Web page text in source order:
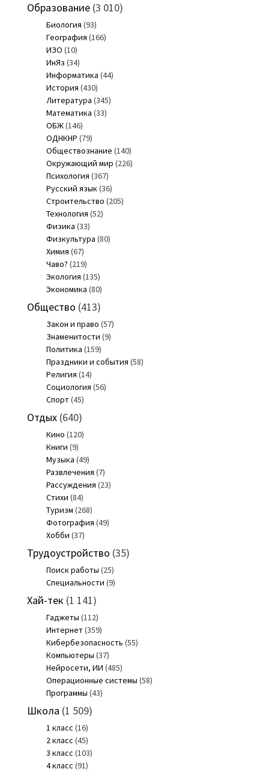
Образование(3 010)
Биология (93)
География (166)
ИЗО (10)
ИнЯз (34)
Информатика (44)
История (430)
Литература (345)
Математика (33)
ОБЖ(146)
ОДНКНР (79)
Обществознание (140)
Окружающий мир (226)
Психология (367)
Русский язык (36)
Строительство (205)
Технология (52)
Физика (33)
Физкультура (80)
Химия (67)
Чаво? (219)
Экология (135)
Экономика (80)
Общество (413)
Закон и право (57)
Знаменитости (9)
Политика (159)
Праздники и события (58)
Религия (14)
Социология (56)
Спорт(45)
Отдых(640)
Кино (120)
Книги (9)
Музыка (49)
Развлечения (7)
Рассуждения (23)
Стихи (84)
Туризм (268)
Фотография (49)
Хобби (37)
Трудоустройство (35)
Поиск работы (25)
Специальности (9)
Хай-тек (1 141)
Гаджеты (112)
Интернет(359)
Кибербезопасность (55)
Компьютеры (37)
Нейросети, ИИ (485)
Операционные системы (58)
Программы (43)
Школа (1 509)
1 класс (16)
2 класс (45)
3 класс (103)
4 класс (91)